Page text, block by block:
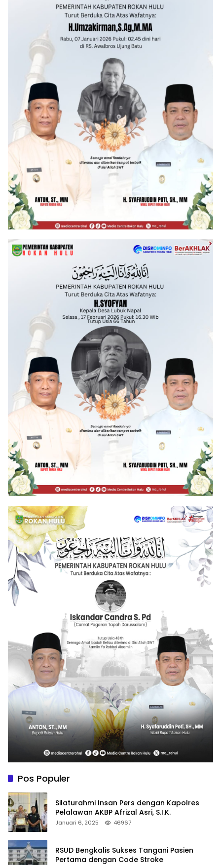
Pos Populer
Silaturahmi Insan Pers dengan Kapolres
Pelalawan AKBP Afrizal Asri, S.I.K.
Januari 6, 2025 46967
RSUD Bengkalis Sukses Tangani Pasien
Pertama dengan Code Stroke